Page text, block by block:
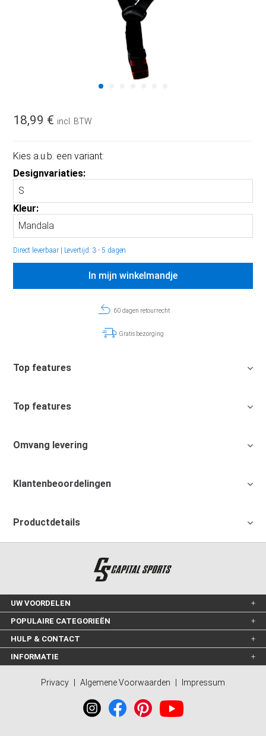
18,99 € incl. BTW
Kies a.u.b. een variant:
Designvariaties:
Kleur:
Direct leverbaar Levertijd: 3 - 5 dagen
In mijn winkelmandje
60 dagen retourrecht
Gratis bezorging
Top features
Top features
Omvang levering
Klantenbeoordelingen
Productdetails
UW VOORDELEN
POPULAIRE CATEGORIEËN
HULP & CONTACT
INFORMATIE
Privacy Algemene Voorwaarden Impressum